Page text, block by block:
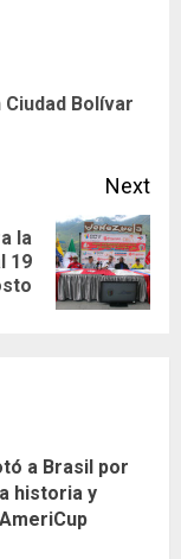
Ciudad Bolívar
Next
la
19
a Brasil por
historia y